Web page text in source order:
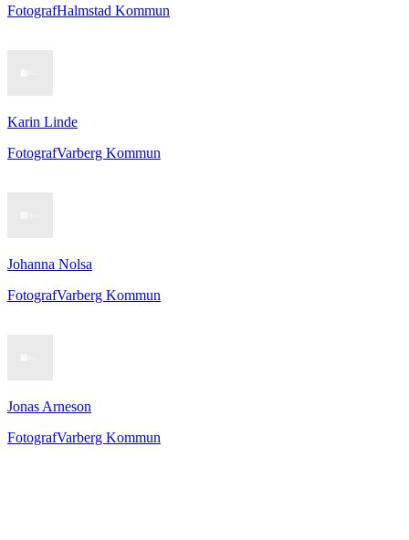
FotografHalmstad Kommun
Karin Linde
FotografVarberg Kommun
Johanna Nolsa
FotografVarberg Kommun
Jonas Arneson
FotografVarberg Kommun